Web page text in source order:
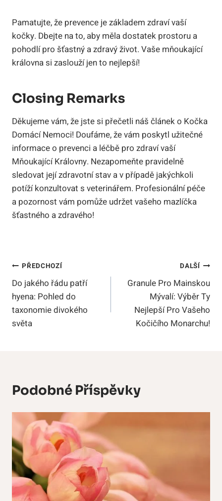
Pamatujte, že prevence je základem zdraví vaší
kočky. Dbejte na to, aby měla dostatek prostoru a
pohodlí pro šťastný a zdravý život. Vaše mňoukající
královna si zaslouží jen to nejlepší!
Closing Remarks
Děkujeme vám, že jste si přečetli náš článek o Kočka
Domácí Nemoci! Doufáme, že vám poskytl užitečné
informace o prevenci a léčbě pro zdraví vaší
Mňoukající Královny. Nezapomeňte pravidelně
sledovat její zdravotní stav a v případě jakýchkoli
potíží konzultovat s veterinářem. Profesionální péče
a pozornost vám pomůže udržet vašeho mazlíčka
šťastného a zdravého!
Navigace
Pro
Příspěvek
PŘEDCHOZÍ
Do jakého řádu patří
hyena: Pohled do
taxonomie divokého
světa
DALŠÍ
Granule Pro Mainskou
Mývalí: Výběr Ty
Nejlepší Pro Vašeho
Kočičího Monarchu!
Podobné Příspěvky